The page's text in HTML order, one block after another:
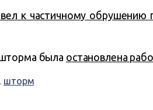
к частичному обрушению
шторма была остановлена
, шторм